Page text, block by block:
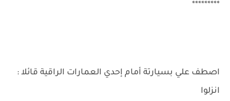
*********
اصطف علي بسيارتة أمام إحدي العمارات الراقية قائلا :
انزلوا